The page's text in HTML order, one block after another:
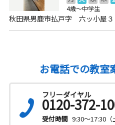
4歳～中学生
秋田県男鹿市払戸字 六ッ小屋３
お電話での教室
フリーダイヤル
0120-372-
受付時間 9:30～17:30（